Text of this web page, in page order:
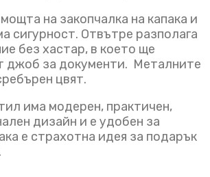
на закопчалка на капака и
сигурност. Отвътре разполага
без хастар, в което ще
джоб за документи. Металните
цвят.
има модерен, практичен,
дизайн и е удобен за
е страхотна идея за подарък